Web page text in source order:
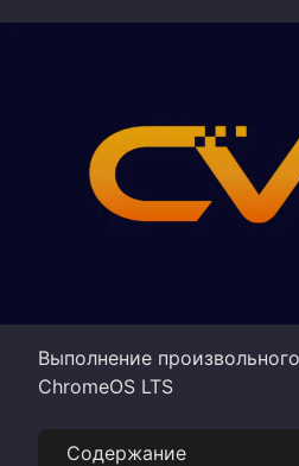
Выполнение
ChromeOS LTS
Содержание